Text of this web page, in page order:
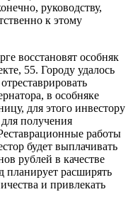
руководству,
к этому
восстановят особняк
55. Городу удалось
в особняке
для этого инвестору
получения
работы
будет выплачивать
рублей в качестве
планирует расширять
и привлекать